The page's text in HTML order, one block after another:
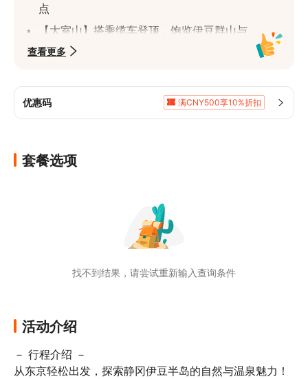
点
【大室山】搭乘缆车登顶，饱览伊豆群山与
富士山美景
景与绝美海岸线
【海陆BBQ午餐】新鲜海鲜＋肉品烧烤，满
足味蕾
一，感受浓厚历史氛围
查看更多
优惠码
满CNY500享10%折扣
满CNY1,687.3享5%折扣
套餐选项
找不到结果，请尝试重新输入查询条件
活动介绍
－ 行程介绍 －
从东京轻松出发，探索静冈伊豆半岛的自然与温泉魅力！